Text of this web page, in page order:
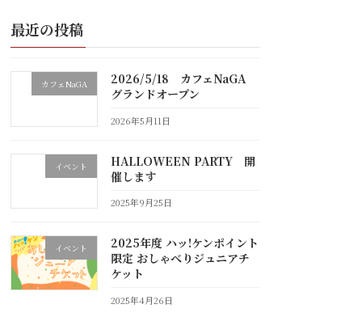
最近の投稿
カフェNaGA
2026/5/18 カフェNaGA
グランドオープン
2026年5月11日
イベント
HALLOWEEN PARTY 開
催します
2025年9月25日
イベント
2025年度 ハッ!ケンポイント
限定 おしゃべりジュニアチ
ケット
2025年4月26日